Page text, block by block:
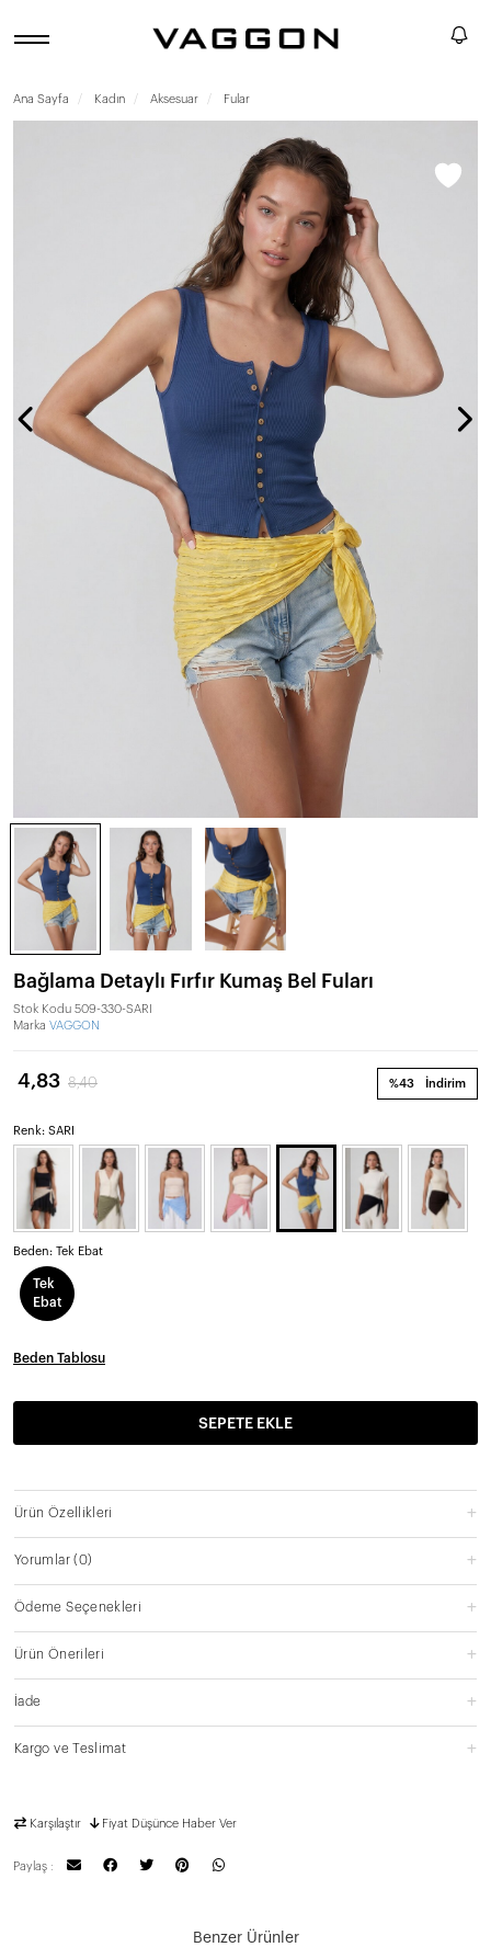
Ana Sayfa Kadın Aksesuar Fular
Bağlama Detaylı Fırfır Kumaş Bel Fuları
Stok Kodu 509-330-SARI
Marka VAGGON
%43 İndirim
4,83 8,40
Renk: SARI
Beden: Tek Ebat
Tek
Ebat
Beden Tablosu
SEPETE EKLE
Ürün Özellikleri
Yorumlar(0)
Ödeme Seçenekleri
Ürün Önerileri
İade
Kargo ve Teslimat
Karşılaştır Fiyat Düşünce Haber Ver
Paylaş :
Benzer Ürünler